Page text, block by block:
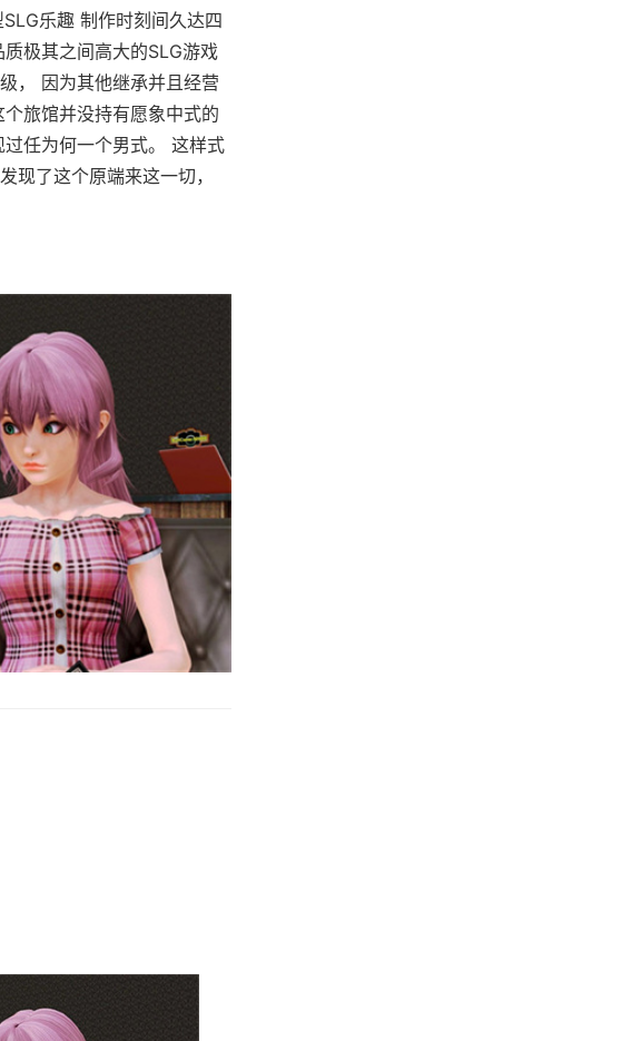
乐趣 制作时刻间久达四
极其之间高大的SLG游戏
， 因为其他继承并且经营
旅馆并没持有愿象中式的
任为何一个男式。 这样式
现了这个原端来这一切，